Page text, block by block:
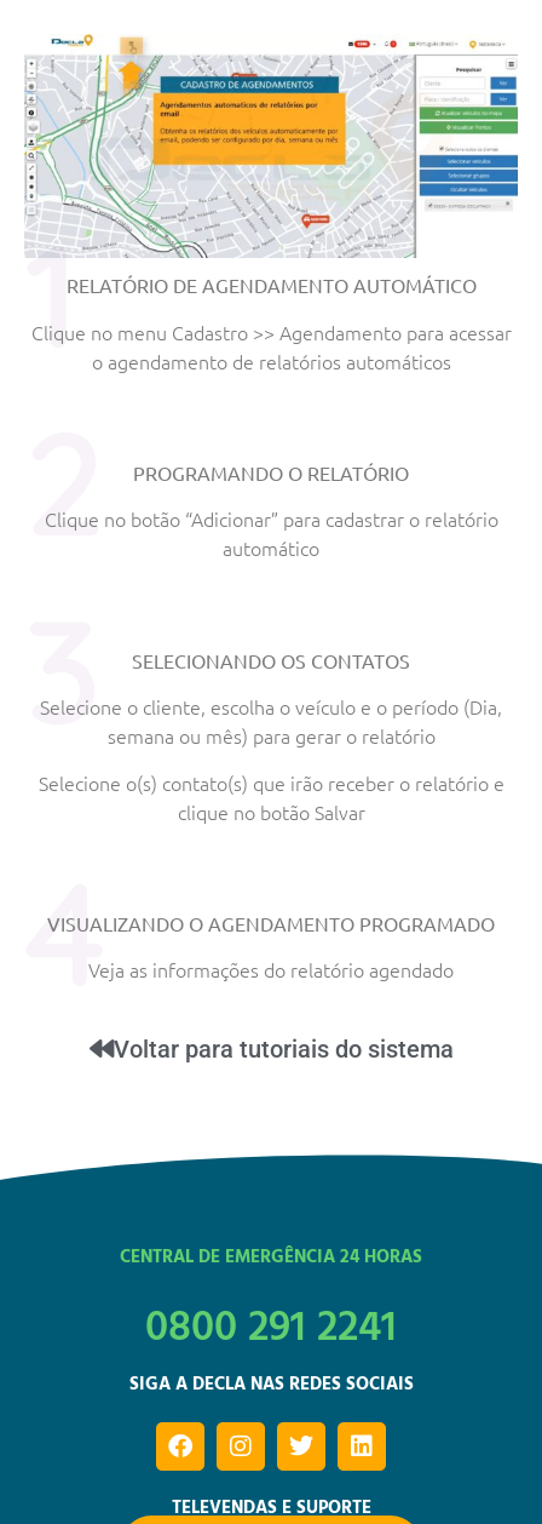
1RELATÓRIO DE AGENDAMENTO AUTOMÁTICO
Clique no menu Cadastro >> Agendamento para acessar
o agendamento de relatórios automáticos
2 PROGRAMANDO O RELATÓRIO
Clique no botão “Adicionar” para cadastrar o relatório
automático
3 SELECIONANDO OS CONTATOS
Selecione o cliente, escolha o veículo e o período (Dia,
semana ou mês) para gerar o relatório
Selecione o(s) contato(s) que irão receber o relatório e
clique no botão Salvar
4
VISUALIZANDO O AGENDAMENTO PROGRAMADO
Veja as informações do relatório agendado
Voltar para tutoriais do sistema
CENTRAL DE EMERGÊNCIA 24 HORAS
0800 291 2241
SIGA A DECLA NAS REDES SOCIAIS
TELEVENDAS E SUPORTE